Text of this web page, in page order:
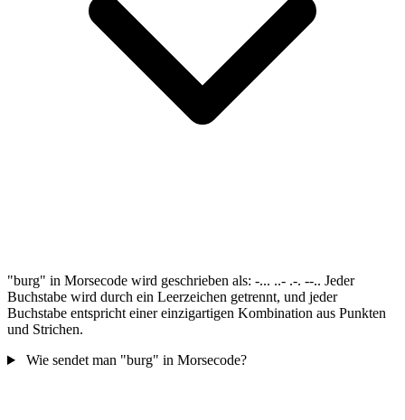
"burg" in Morsecode wird geschrieben als: -... ..- .-. --.. Jeder
Buchstabe wird durch ein Leerzeichen getrennt, und jeder
Buchstabe entspricht einer einzigartigen Kombination aus Punkten
und Strichen.
Wie sendet man "burg" in Morsecode?